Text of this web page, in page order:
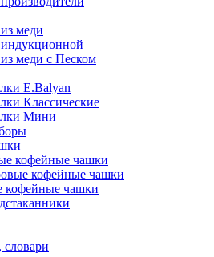
меди
меди с Песком
E.Balyan
Классические
Мини
кофейные чашки
кофейные чашки
кофейные чашки